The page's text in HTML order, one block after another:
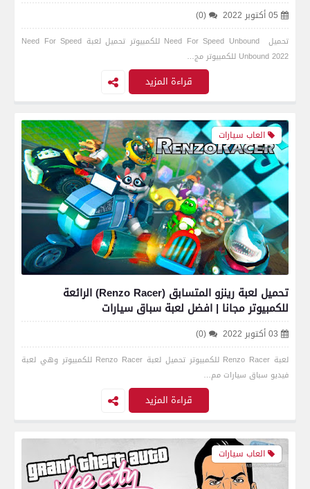
05 أكتوبر 2022 (0)
تحميل Need For Speed Unbound للكمبيوتر تحميل لعبة Need For Speed
Unbound 2022 للكمبيوتر مج…
قراءة المزيد
العاب سيارات
تحميل لعبة رينزو المتسابق (Renzo Racer) الرائعة
للكمبيوتر مجانا | افضل لعبة سباق سيارات
03 أكتوبر 2022 (0)
لعبة Renzo Racer للكمبيوتر تحميل لعبة Renzo Racer للكمبيوتر وهي لعبة
فيديو سباق سيارات مم…
قراءة المزيد
العاب سيارات